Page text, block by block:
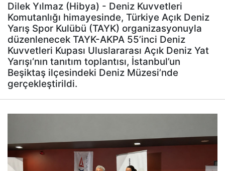
Dilek Yılmaz (Hibya) - Deniz Kuvvetleri
Komutanlığı himayesinde, Türkiye Açık Deniz
Yarış Spor Kulübü (TAYK) organizasyonuyla
düzenlenecek TAYK-AKPA 55’inci Deniz
Kuvvetleri Kupası Uluslararası Açık Deniz Yat
Yarışı‘nın tanıtım toplantısı, İstanbul’un
Beşiktaş ilçesindeki Deniz Müzesi’nde
gerçekleştirildi.